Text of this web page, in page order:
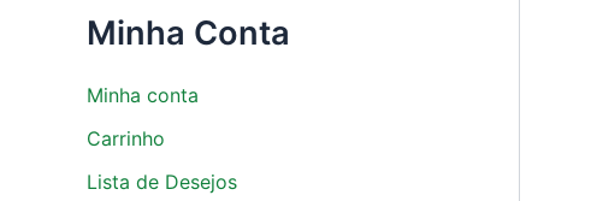
Minha Conta
Minha conta
Carrinho
Lista de Desejos
g
o
r
a